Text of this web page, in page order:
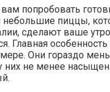
попробовать
небольшие пиццы,
сделают ваше
Главная
Они гораздо
них не менее